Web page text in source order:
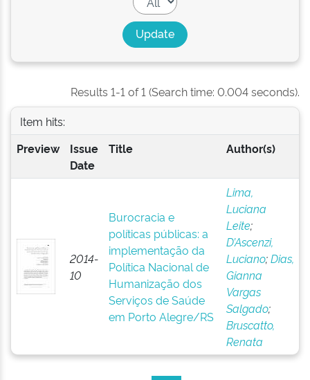
Results 1-1 of 1 (Search time: 0.004 seconds).
Item hits:
Preview
Issue
Date
Title Author(s)
2014-
10
Burocracia e
políticas públicas: a
implementação da
Política Nacional de
Humanização dos
Serviços de Saúde
em Porto Alegre/RS
Lima,
Luciana
Leite;
D’Ascenzi,
Luciano;Dias,
Gianna
Vargas
Salgado;
Bruscatto,
Renata